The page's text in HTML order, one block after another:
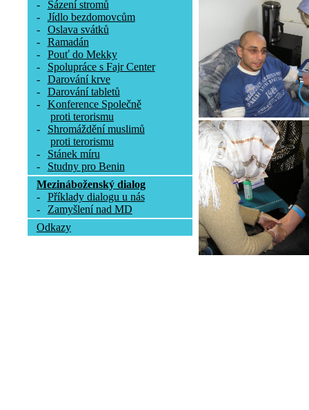
-
Sázení stromů
-
Jídlo bezdomovcům
-
Oslava svátků
-
Ramadán
-
Pouť do Mekky
-
Spolupráce s Fajr Center
-
Darování krve
-
Darování tabletů
-
Konference Společně
proti terorismu
-
Shromáždění muslimů
proti terorismu
-
Stánek míru
-
Studny pro Benin
Mezináboženský dialog
-
Příklady dialogu u nás
-
Zamyšlení nad MD
Odkazy